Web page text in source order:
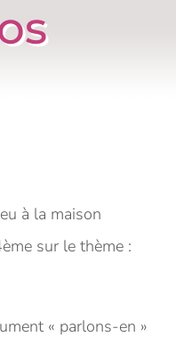
à la maison
sur le thème :
« parlons-en »